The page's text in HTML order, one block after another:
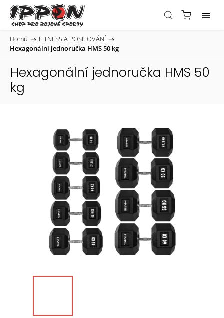
Domů / FITNESS A POSILOVÁNÍ /
Hexagonální jednoručka HMS 50 kg
Hexagonální jednoručka HMS 50
kg